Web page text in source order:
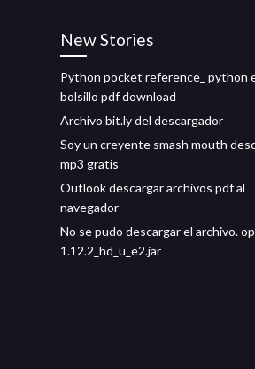
New Stories
Python pocket reference_ python
bolsillo pdf download
Archivo bit.ly del descargador
Soy un creyente smash mouth
mp3 gratis
Outlook descargar archivos pdf al
navegador
No se pudo descargar el archivo.
1.12.2_hd_u_e2.jar